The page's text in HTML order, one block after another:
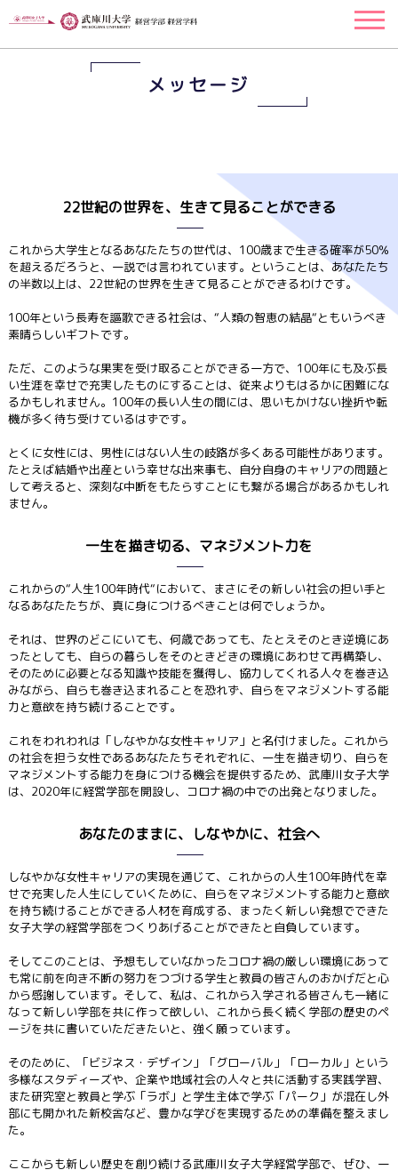
メッセージ
22世紀の世界を、生きて見ることができる
これから大学生となるあなたたちの世代は、100歳まで生きる確率が50％
を超えるだろうと、一説では言われています。ということは、あなたたち
の半数以上は、22世紀の世界を生きて見ることができるわけです。
100年という長寿を謳歌できる社会は、“人類の智恵の結晶“ともいうべき
素晴らしいギフトです。
ただ、このような果実を受け取ることができる一方で、100年にも及ぶ長
い生涯を幸せで充実したものにすることは、従来よりもはるかに困難にな
るかもしれません。100年の長い人生の間には、思いもかけない挫折や転
機が多く待ち受けているはずです。
とくに女性には、男性にはない人生の岐路が多くある可能性があります。
たとえば結婚や出産という幸せな出来事も、自分自身のキャリアの問題と
して考えると、深刻な中断をもたらすことにも繋がる場合があるかもしれ
ません。
一生を描き切る、マネジメント力を
これからの“人生100年時代“において、まさにその新しい社会の担い手と
なるあなたたちが、真に身につけるべきことは何でしょうか。
それは、世界のどこにいても、何歳であっても、たとえそのとき逆境にあ
ったとしても、自らの暮らしをそのときどきの環境にあわせて再構築し、
そのために必要となる知識や技能を獲得し、協力してくれる人々を巻き込
みながら、自らも巻き込まれることを恐れず、自らをマネジメントする能
力と意欲を持ち続けることです。
これをわれわれは「しなやかな女性キャリア」と名付けました。これから
の社会を担う女性であるあなたたちそれぞれに、一生を描き切り、自らを
マネジメントする能力を身につける機会を提供するため、武庫川女子大学
は、2020年に経営学部を開設し、コロナ禍の中での出発となりました。
あなたのままに、しなやかに、社会へ
しなやかな女性キャリアの実現を通じて、これからの人生100年時代を幸
せで充実した人生にしていくために、自らをマネジメントする能力と意欲
を持ち続けることができる人材を育成する、まったく新しい発想でできた
女子大学の経営学部をつくりあげることができたと自負しています。
そしてこのことは、予想もしていなかったコロナ禍の厳しい環境にあって
も常に前を向き不断の努力をつづける学生と教員の皆さんのおかげだと心
から感謝しています。そして、私は、これから入学される皆さんも一緒に
なって新しい学部を共に作って欲しい、これから長く続く学部の歴史のペ
ージを共に書いていただきたいと、強く願っています。
そのために、「ビジネス・デザイン」「グローバル」「ローカル」という
多様なスタディーズや、企業や地域社会の人々と共に活動する実践学習、
また研究室と教員と学ぶ「ラボ」と学生主体で学ぶ「パーク」が混在し外
部にも開かれた新校舎など、豊かな学びを実現するための準備を整えまし
た。
ここからも新しい歴史を創り続ける武庫川女子大学経営学部で、ぜひ、一